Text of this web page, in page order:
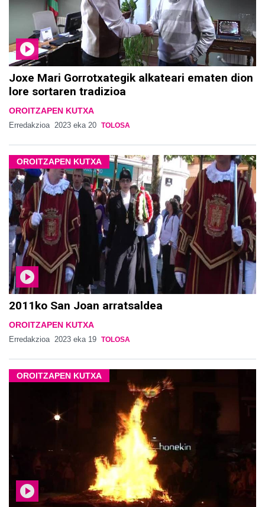
Joxe Mari Gorrotxategik alkateari ematen dion
lore sortaren tradizioa
OROITZAPEN KUTXA
Erredakzioa 2023 eka 20 TOLOSA
OROITZAPEN KUTXA
2011ko San Joan arratsaldea
OROITZAPEN KUTXA
Erredakzioa 2023 eka 19 TOLOSA
OROITZAPEN KUTXA